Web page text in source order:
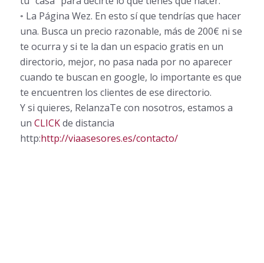
◦ La Página Wez. En esto sí que tendrías que hacer
una. Busca un precio razonable, más de 200€ ni se
te ocurra y si te la dan un espacio gratis en un
directorio, mejor, no pasa nada por no aparecer
cuando te buscan en google, lo importante es que
te encuentren los clientes de ese directorio.
Y si quieres, RelanzaTe con nosotros, estamos a
un CLICKde distancia
http:http://viaasesores.es/contacto/